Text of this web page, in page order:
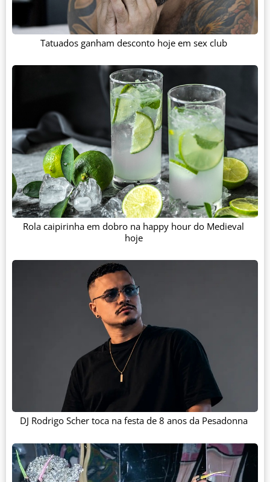
Tatuados ganham desconto hoje em sex club
Rola caipirinha em dobro na happy hour do Medieval
hoje
DJ Rodrigo Scher toca na festa de 8 anos da Pesadonna